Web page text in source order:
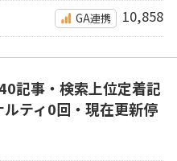
GA連携 10,858
記事・検索上位定着記
ティ0回・現在更新停